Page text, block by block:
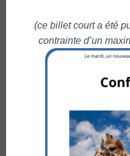
(ce billet court a été
contrainte d’un